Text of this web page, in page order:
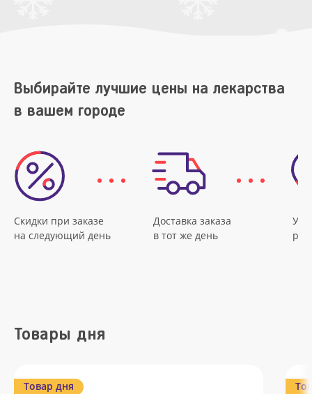
Выбирайте лучшие цены на лекарства
в вашем городе
Скидки при заказе
на следующий день
Доставка заказа
в тот же день
Товары дня
Товар дня